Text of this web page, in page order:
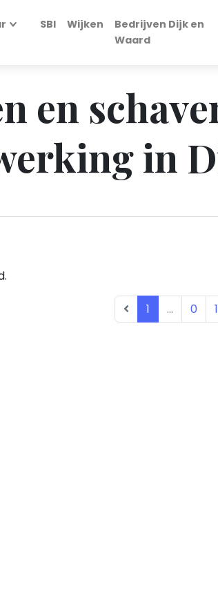
SBI Wijken
Bedrijven Dijk en
Waard
en
in
1 ... 0 1